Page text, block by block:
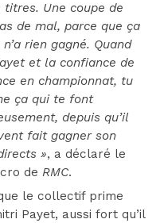
titres. Une coupe de
de mal, parce que ça
rien gagné. Quand
et la confiance de
en championnat, tu
ça qui te font
depuis qu’il
fait gagner son
», a déclaré le
de RMC.
le collectif prime
Payet, aussi fort qu’il